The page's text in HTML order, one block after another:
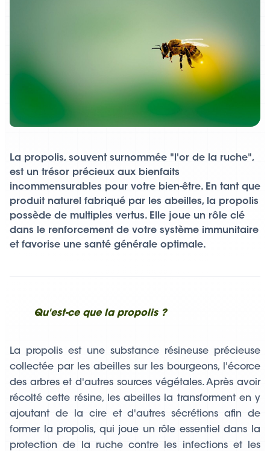
La propolis, souvent surnommée "l'or de la ruche",
est un trésor précieux aux bienfaits
incommensurables pour votre bien-être. En tant que
produit naturel fabriqué par les abeilles, la propolis
possède de multiples vertus. Elle joue un rôle clé
dans le renforcement de votre système immunitaire
et favorise une santé générale optimale.
Qu'est-ce que la propolis ?
La propolis est une substance résineuse précieuse
collectée par les abeilles sur les bourgeons, l'écorce
des arbres et d'autres sources végétales. Après avoir
récolté cette résine, les abeilles la transforment en y
ajoutant de la cire et d'autres sécrétions afin de
former la propolis, qui joue un rôle essentiel dans la
protection de la ruche contre les infections et les